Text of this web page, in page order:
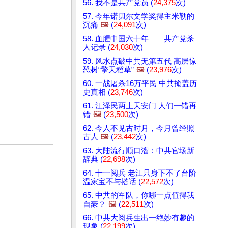
56. 我不是共产党员 (24,375次)
57. 今年诺贝尔文学奖得主米勒的
沉痛 🖼️ (24,091次)
58. 血腥中国六十年——共产党杀
人记录 (24,030次)
59. 风水点破中共无第五代 高层惊
恐树“擎天稻草” 🖼️ (23,976次)
60. 一战屠杀16万平民 中共掩盖历
史真相 (23,746次)
61. 江泽民两上天安门 人们一错再
错 🖼️ (23,500次)
62. 今人不见古时月，今月曾经照
古人 🖼️ (23,442次)
63. 大陆流行顺口溜：中共官场新
辞典 (22,698次)
64. 十一阅兵 老江只身下不了台阶
温家宝不与搭话 (22,572次)
65. 中共的军队，你哪一点值得我
自豪？ 🖼️ (22,511次)
66. 中共大阅兵生出一绝妙有趣的
现象 (22,199次)